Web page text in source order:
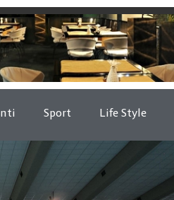
Sport Life Style